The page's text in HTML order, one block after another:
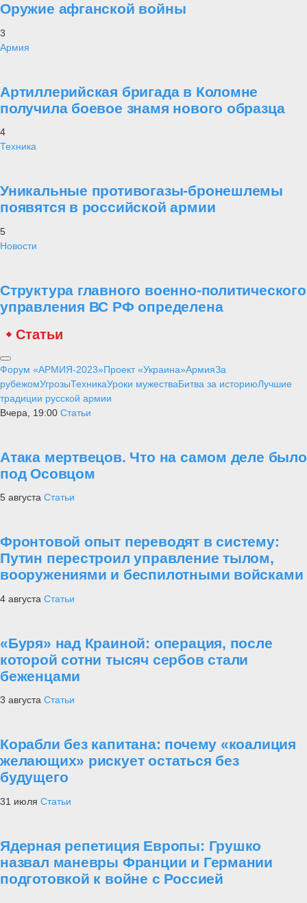
Оружие афганской войны
3
Армия
Артиллерийская бригада в Коломне
получила боевое знамя нового образца
4
Техника
Уникальные противогазы-бронешлемы
появятся в российской армии
5
Новости
Структура главного военно-политического
управления ВС РФ определена
Статьи
Форум «АРМИЯ-2023»Проект «Украина»АрмияЗа
рубежомУгрозыТехникаУроки мужестваБитва за историюЛучшие
традиции русской армии
Вчера, 19:00 Статьи
Атака мертвецов. Что на самом деле было
под Осовцом
5 августа Статьи
Фронтовой опыт переводят в систему:
Путин перестроил управление тылом,
вооружениями и беспилотными войсками
4 августа Статьи
«Буря» над Краиной: операция, после
которой сотни тысяч сербов стали
беженцами
3 августа Статьи
Корабли без капитана: почему «коалиция
желающих» рискует остаться без
будущего
31 июля Статьи
Ядерная репетиция Европы: Грушко
назвал маневры Франции и Германии
подготовкой к войне с Россией